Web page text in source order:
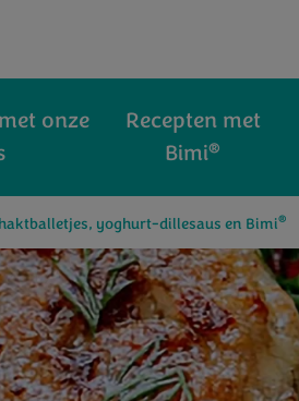
onze
Recepten met
Bimi®
yoghurt-dillesaus en Bimi®